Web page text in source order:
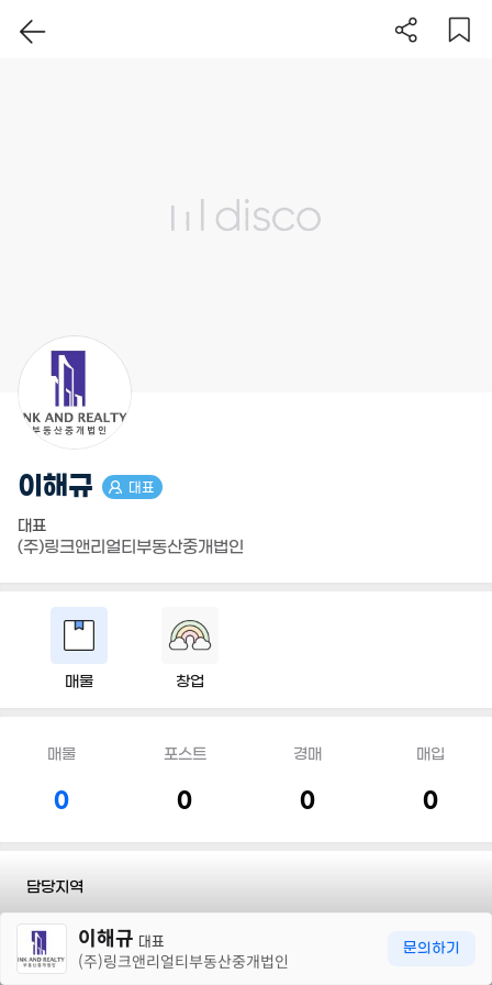
이해규 대표
대표
(주)링크앤리얼티부동산중개법인
매물 창업
매물
0
포스트
0
경매
0
매입
0
담당지역
전화 이해규 대표
(주)링크앤리얼티부동산중개법인
문의하기